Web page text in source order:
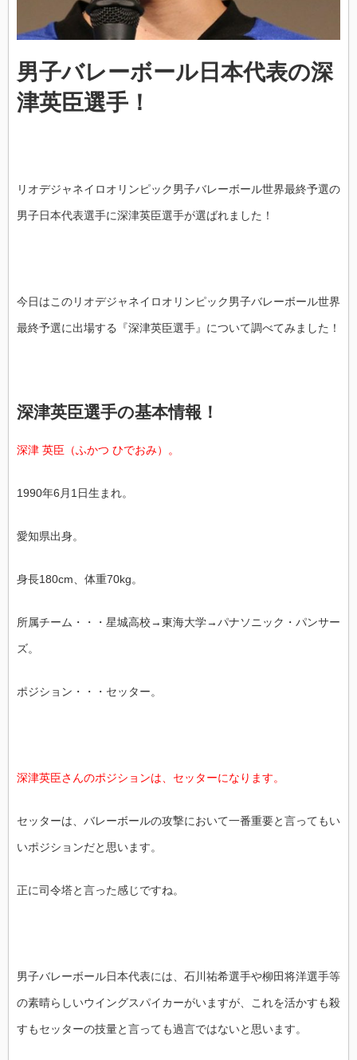
男子バレーボール日本代表の深
津英臣選手！
リオデジャネイロオリンピック男子バレーボール世界最終予選の
男子日本代表選手に深津英臣選手が選ばれました！
今日はこのリオデジャネイロオリンピック男子バレーボール世界
最終予選に出場する『深津英臣選手』について調べてみました！
深津英臣選手の基本情報！
深津 英臣（ふかつ ひでおみ）。
1990年6月1日生まれ。
愛知県出身。
身長180cm、体重70kg。
所属チーム・・・星城高校→東海大学→パナソニック・パンサー
ズ。
ポジション・・・セッター。
深津英臣さんのポジションは、セッターになります。
セッターは、バレーボールの攻撃において一番重要と言ってもい
いポジションだと思います。
正に司令塔と言った感じですね。
男子バレーボール日本代表には、石川祐希選手や柳田将洋選手等
の素晴らしいウイングスパイカーがいますが、これを活かすも殺
すもセッターの技量と言っても過言ではないと思います。